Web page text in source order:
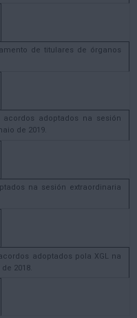
de titulares de órganos
acordos adoptados na sesión
de 2019.
na sesión extraordinaria
acordos adoptados pola XGL na
2018.